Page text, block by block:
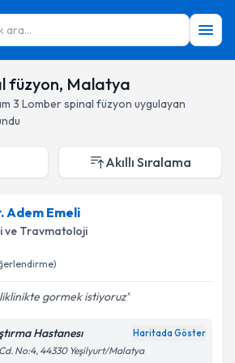
ara...
füzyon, Malatya
3 Lomber spinal füzyon uygulayan
Akıllı Sıralama
Adem Emeli
ve Travmatoloji
gormek istiyoruz
Hastanesı Haritada Göster
No:4, 44330 Yeşilyurt/Malatya